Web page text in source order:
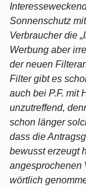
Sonnenschutz
Verbraucher die
Werbung aber
der neuen
Filter gibt es
auch bei P.F. mit
unzutreffend,
schon länger
dass die
bewusst erzeugt
angesprochenen
wörtlich